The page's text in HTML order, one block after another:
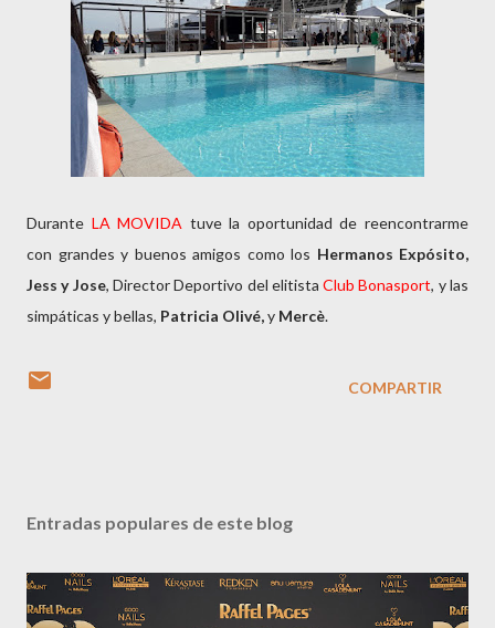
Durante LA MOVIDA tuve la oportunidad de reencontrarme
con grandes y buenos amigos como los Hermanos Expósito,
Jess y Jose, Director Deportivo del elitistaClub Bonasport, y las
simpáticas y bellas, Patricia Olivé,y Mercè.
COMPARTIR
Entradas populares de este blog